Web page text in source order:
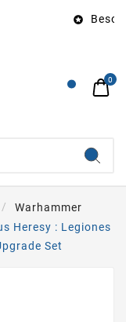

0
Warhammer
Heresy : Legiones
Set